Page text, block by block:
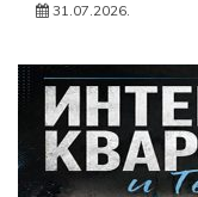
31.07.2026.